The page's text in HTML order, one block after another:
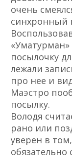
очень
синхронный
посылочку
лежали
про нее и
Маэстро
посылку.
Володя
рано или
уверен в
обязательно